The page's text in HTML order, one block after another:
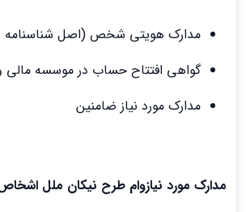
مدارک هویتی شخص (اصل شناسنامه
گواهی افتتاح حساب در موسسه مالی
مدارک مورد نیاز ضامنین
مدارک مورد نیازوام طرح نیکان ملل